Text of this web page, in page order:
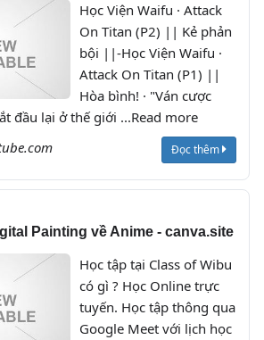
Học Viện Waifu · Attack
On Titan (P2) || Kẻ phản
bội ||-Học Viện Waifu ·
Attack On Titan (P1) ||
Hòa bình! · "Ván cược
đầu lại ở thế giới ...Read more
Đọc thêm
Painting về Anime - canva.site
Học tập tại Class of Wibu
có gì ? Học Online trực
tuyến. Học tập thông qua
Google Meet với lịch học